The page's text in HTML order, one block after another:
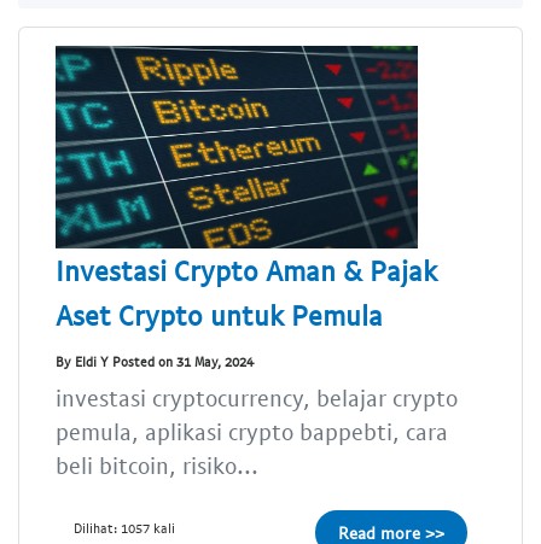
Investasi Crypto Aman & Pajak
Aset Crypto untuk Pemula
By Eldi Y Posted on 31 May, 2024
investasi cryptocurrency, belajar crypto
pemula, aplikasi crypto bappebti, cara
beli bitcoin, risiko...
Dilihat: 1057 kali Read more >>